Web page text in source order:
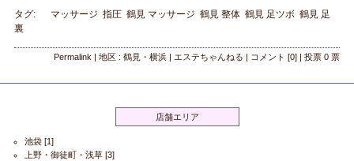
タグ: マッサージ 指圧 鶴見 マッサージ 鶴見 整体 鶴見 足ツボ 鶴見 足
裏
Permalink | 地区 : 鶴見・横浜 | エステちゃんねる | コメント [0] | 投票 0 票
店舗エリア
池袋 [1]
上野・御徒町・浅草 [3]